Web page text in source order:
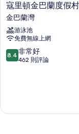
寇
里
頓
金
巴
蘭
度
中
寇里頓金巴蘭度假
金巴蘭灣
游泳池
免費無線上網
8.4
分，
常
8.4 非常好
462 則評論